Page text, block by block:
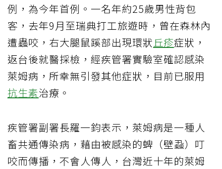
例，為今年首例。一名年約25歲男性背包
客，去年9月至瑞典打工旅遊時，曾在森林內
遭蟲咬，右大腿鼠蹊部出現環狀丘疹症狀，
返台後就醫採檢，經疾管署實驗室確認感染
萊姆病，所幸無引發其他症狀，目前已服用
抗生素治療。
疾管署副署長羅一鈞表示，萊姆病是一種人
畜共通傳染病，藉由被感染的蜱（壁蝨）叮
咬而傳播，不會人傳人，台灣近十年的萊姆